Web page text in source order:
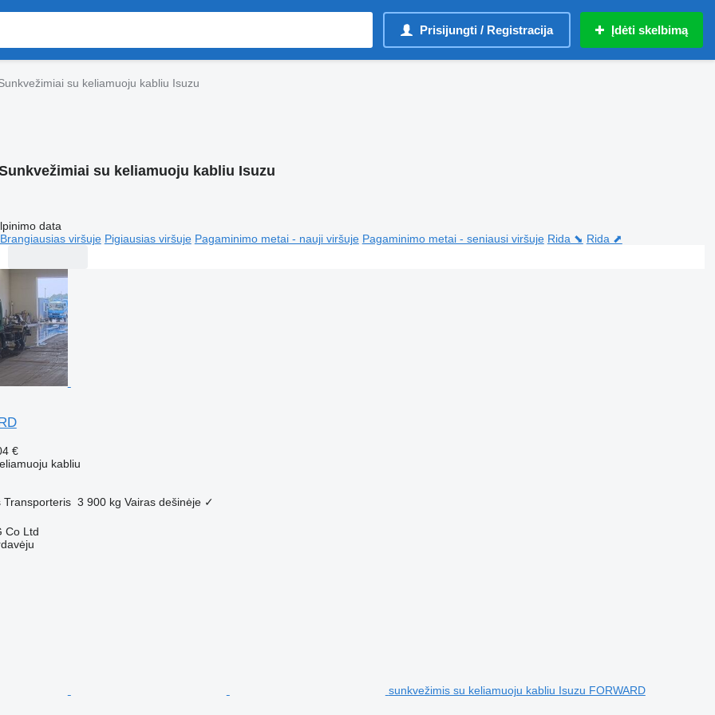
Prisijungti / Registracija Įdėti skelbimą
su keliamuoju kabliu Isuzu
su keliamuoju kabliu Isuzu
data
Brangiausias viršuje Pigiausias viršuje Pagaminimo metai - nauji viršuje Pagaminimo metai - seniausi viršuje Rida ⬊ Rida ⬈
€
kabliu
Transporteris 3 900 kg Vairas dešinėje ✓
Co Ltd
sunkvežimis su keliamuoju kabliu Isuzu FORWARD